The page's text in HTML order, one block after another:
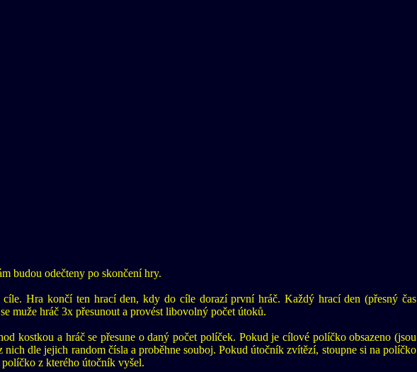
budou odečteny po skončení hry.
Hra končí ten hrací den, kdy do cíle dorazí první hráč. Každý hrací den (přesný čas
muže hráč 3x přesunout a provést libovolný počet útoků.
kostkou a hráč se přesune o daný počet políček. Pokud je cílové políčko obsazeno (jsou
nich dle jejich random čísla a proběhne souboj. Pokud útočník zvítězí, stoupne si na políčko
políčko z kterého útočník vyšel.